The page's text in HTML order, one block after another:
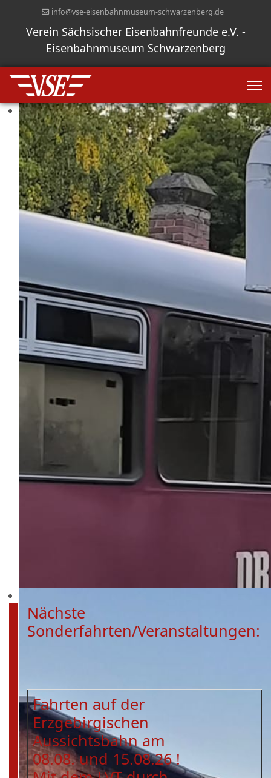
info@vse-eisenbahnmuseum-schwarzenberg.de
Verein Sächsischer Eisenbahnfreunde e.V. -
Eisenbahnmuseum Schwarzenberg
Nächste
Sonderfahrten/Veranstaltungen:
Fahrten auf der
Erzgebirgischen
Aussichtsbahn am
08.08. und 15.08.26 !